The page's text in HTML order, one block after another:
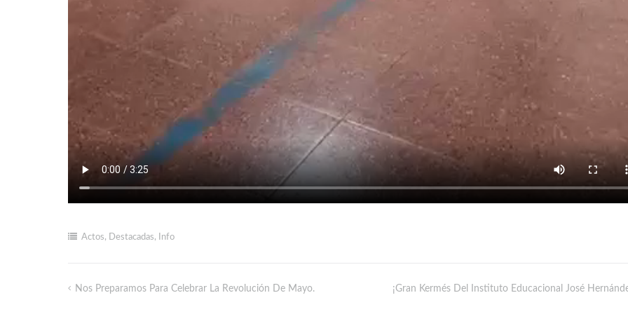
Actos, Destacadas, Info
Nos Preparamos Para Celebrar La Revolución De Mayo. ¡Gran Kermés Del Instituto Educacional José